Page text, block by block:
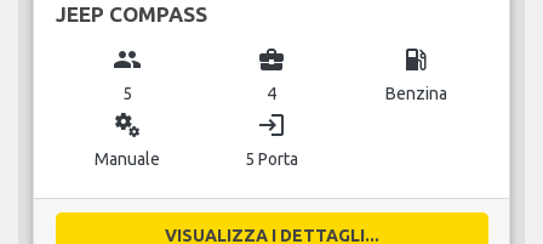
JEEP COMPASS
group
5
business_center
4
local_gas_station
Benzina
miscellaneous_services
Manuale
login
5 Porta
VISUALIZZA I DETTAGLI...